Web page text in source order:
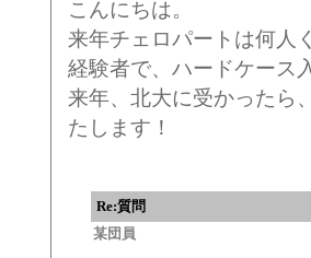
こんにちは。
来年チェロパートは何人
経験者で、ハードケース
来年、北大に受かったら
たします！
Re:質問
某団員